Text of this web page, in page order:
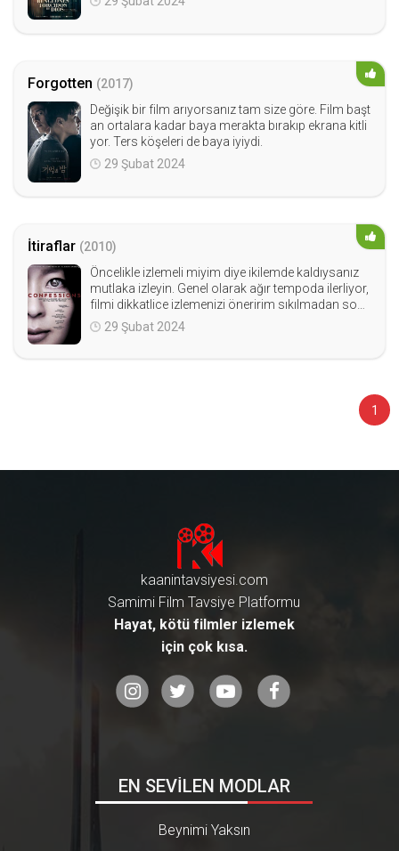
Forgotten (2017)
Değişik bir film arıyorsanız tam size göre. Film başt
an ortalara kadar baya merakta bırakıp ekrana kitli
yor. Ters köşeleri de baya iyiydi.
29 Şubat 2024
İtiraflar (2010)
Öncelikle izlemeli miyim diye ikilemde kaldıysanız
mutlaka izleyin. Genel olarak ağır tempoda ilerliyor,
filmi dikkatlice izlemenizi öneririm sıkılmadan sonu
nu getirirseniz tatmin şekilde biraz da şok olarak fil
mi kapatacaksınız. Biraz kasvetli havası var, müzikl
29 Şubat 2024
1
kaanintavsiyesi.com
Samimi Film Tavsiye Platformu
Hayat, kötü filmler izlemek
için çok kısa.
EN SEVİLEN MODLAR
Beynimi Yaksın